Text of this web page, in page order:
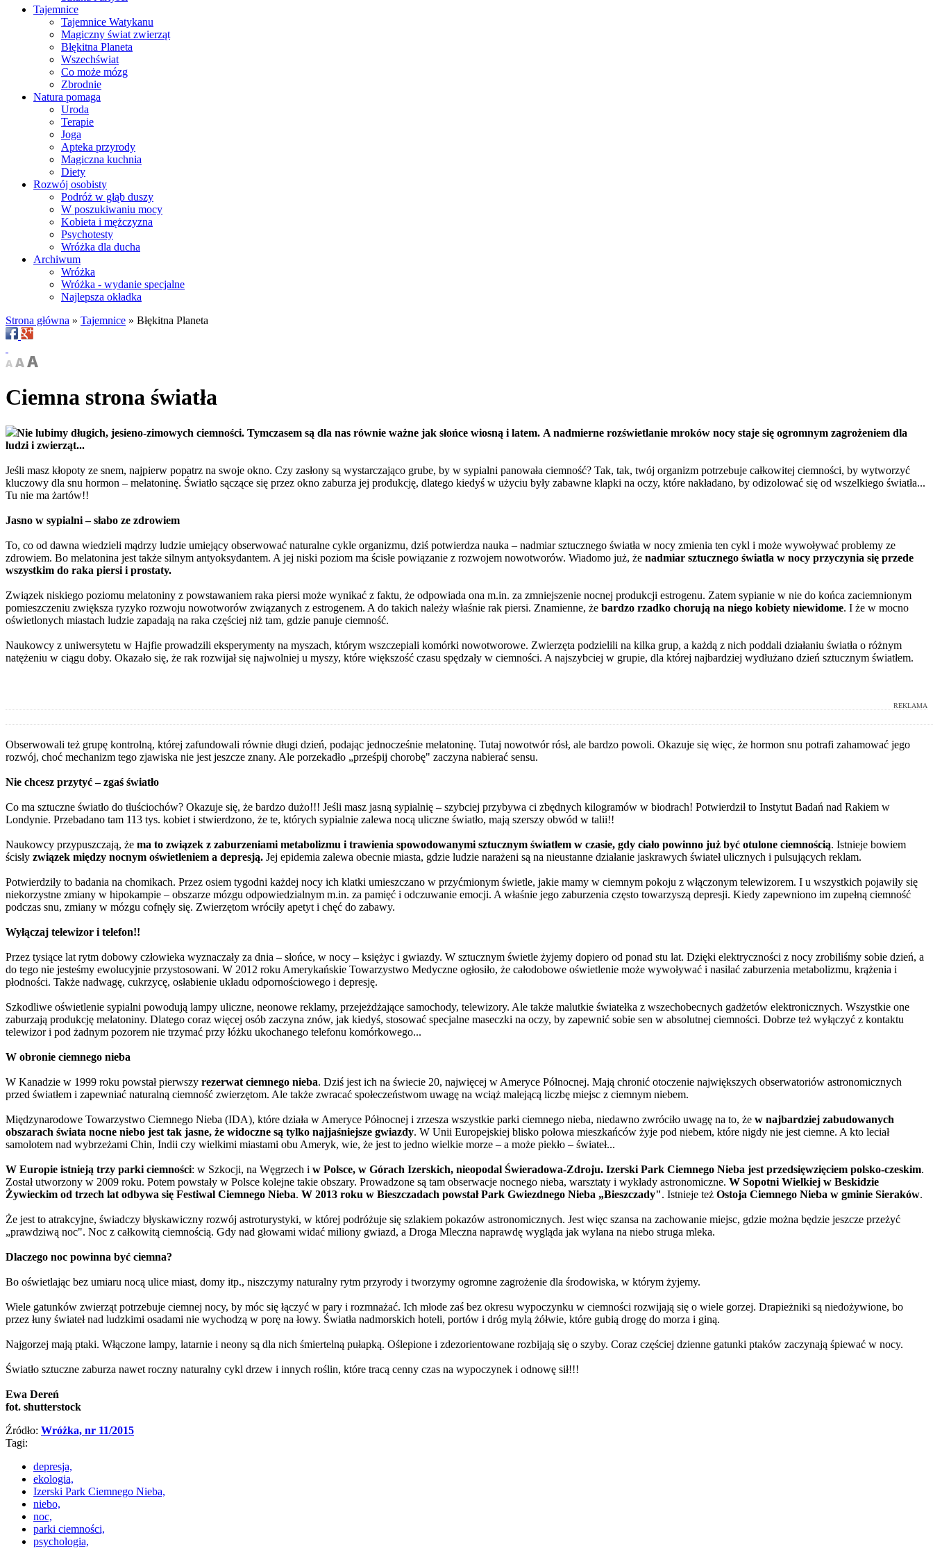
Tajemnice
Tajemnice Watykanu
Magiczny świat zwierząt
Błękitna Planeta
Wszechświat
Co może mózg
Zbrodnie
Natura pomaga
Uroda
Terapie
Joga
Apteka przyrody
Magiczna kuchnia
Diety
Rozwój osobisty
Podróż w głąb duszy
W poszukiwaniu mocy
Kobieta i mężczyzna
Psychotesty
Wróżka dla ducha
Archiwum
Wróżka
Wróżka - wydanie specjalne
Najlepsza okładka
Strona główna » Tajemnice » Błękitna Planeta
Ciemna strona światła
Nie lubimy długich, jesieno-zimowych ciemności. Tymczasem są dla nas równie ważne jak słońce wiosną i latem. A nadmierne rozświetlanie mroków nocy staje się ogromnym zagrożeniem dla
ludzi i zwierząt...
Jeśli masz kłopoty ze snem, najpierw popatrz na swoje okno. Czy zasłony są wystarczająco grube, by w sypialni panowała ciemność? Tak, tak, twój organizm potrzebuje całkowitej ciemności, by wytworzyć
kluczowy dla snu hormon – melatoninę. Światło sączące się przez okno zaburza jej produkcję, dlatego kiedyś w użyciu były zabawne klapki na oczy, które nakładano, by odizolować się od wszelkiego światła...
Tu nie ma żartów!!
Jasno w sypialni – słabo ze zdrowiem
To, co od dawna wiedzieli mądrzy ludzie umiejący obserwować naturalne cykle organizmu, dziś potwierdza nauka – nadmiar sztucznego światła w nocy zmienia ten cykl i może wywoływać problemy ze
zdrowiem. Bo melatonina jest także silnym antyoksydantem. A jej niski poziom ma ścisłe powiązanie z rozwojem nowotworów. Wiadomo już, że nadmiar sztucznego światła w nocy przyczynia się przede
wszystkim do raka piersi i prostaty.
Związek niskiego poziomu melatoniny z powstawaniem raka piersi może wynikać z faktu, że odpowiada ona m.in. za zmniejszenie nocnej produkcji estrogenu. Zatem sypianie w nie do końca zaciemnionym
pomieszczeniu zwiększa ryzyko rozwoju nowotworów związanych z estrogenem. A do takich należy właśnie rak piersi. Znamienne, że bardzo rzadko chorują na niego kobiety niewidome. I że w mocno
oświetlonych miastach ludzie zapadają na raka częściej niż tam, gdzie panuje ciemność.
Naukowcy z uniwersytetu w Hajfie prowadzili eksperymenty na myszach, którym wszczepiali komórki nowotworowe. Zwierzęta podzielili na kilka grup, a każdą z nich poddali działaniu światła o różnym
natężeniu w ciągu doby. Okazało się, że rak rozwijał się najwolniej u myszy, które większość czasu spędzały w ciemności. A najszybciej w grupie, dla której najbardziej wydłużano dzień sztucznym światłem.
REKLAMA
Obserwowali też grupę kontrolną, której zafundowali równie długi dzień, podając jednocześnie melatoninę. Tutaj nowotwór rósł, ale bardzo powoli. Okazuje się więc, że hormon snu potrafi zahamować jego
rozwój, choć mechanizm tego zjawiska nie jest jeszcze znany. Ale porzekadło „prześpij chorobę" zaczyna nabierać sensu.
Nie chcesz przytyć – zgaś światło
Co ma sztuczne światło do tłuściochów? Okazuje się, że bardzo dużo!!! Jeśli masz jasną sypialnię – szybciej przybywa ci zbędnych kilogramów w biodrach! Potwierdził to Instytut Badań nad Rakiem w
Londynie. Przebadano tam 113 tys. kobiet i stwierdzono, że te, których sypialnie zalewa nocą uliczne światło, mają szerszy obwód w talii!!
Naukowcy przypuszczają, że ma to związek z zaburzeniami metabolizmu i trawienia spowodowanymi sztucznym światłem w czasie, gdy ciało powinno już być otulone ciemnością. Istnieje bowiem
ścisły związek między nocnym oświetleniem a depresją. Jej epidemia zalewa obecnie miasta, gdzie ludzie narażeni są na nieustanne działanie jaskrawych świateł ulicznych i pulsujących reklam.
Potwierdziły to badania na chomikach. Przez osiem tygodni każdej nocy ich klatki umieszczano w przyćmionym świetle, jakie mamy w ciemnym pokoju z włączonym telewizorem. I u wszystkich pojawiły się
niekorzystne zmiany w hipokampie – obszarze mózgu odpowiedzialnym m.in. za pamięć i odczuwanie emocji. A właśnie jego zaburzenia często towarzyszą depresji. Kiedy zapewniono im zupełną ciemność
podczas snu, zmiany w mózgu cofnęły się. Zwierzętom wróciły apetyt i chęć do zabawy.
Wyłączaj telewizor i telefon!!
Przez tysiące lat rytm dobowy człowieka wyznaczały za dnia – słońce, w nocy – księżyc i gwiazdy. W sztucznym świetle żyjemy dopiero od ponad stu lat. Dzięki elektryczności z nocy zrobiliśmy sobie dzień, a
do tego nie jesteśmy ewolucyjnie przystosowani. W 2012 roku Amerykańskie Towarzystwo Medyczne ogłosiło, że całodobowe oświetlenie może wywoływać i nasilać zaburzenia metabolizmu, krążenia i
płodności. Także nadwagę, cukrzycę, osłabienie układu odpornościowego i depresję.
Szkodliwe oświetlenie sypialni powodują lampy uliczne, neonowe reklamy, przejeżdżające samochody, telewizory. Ale także malutkie światełka z wszechobecnych gadżetów elektronicznych. Wszystkie one
zaburzają produkcję melatoniny. Dlatego coraz więcej osób zaczyna znów, jak kiedyś, stosować specjalne maseczki na oczy, by zapewnić sobie sen w absolutnej ciemności. Dobrze też wyłączyć z kontaktu
telewizor i pod żadnym pozorem nie trzymać przy łóżku ukochanego telefonu komórkowego...
W obronie ciemnego nieba
W Kanadzie w 1999 roku powstał pierwszy rezerwat ciemnego nieba. Dziś jest ich na świecie 20, najwięcej w Ameryce Północnej. Mają chronić otoczenie największych obserwatoriów astronomicznych
przed światłem i zapewniać naturalną ciemność zwierzętom. Ale także zwracać społeczeństwom uwagę na wciąż malejącą liczbę miejsc z ciemnym niebem.
Międzynarodowe Towarzystwo Ciemnego Nieba (IDA), które działa w Ameryce Północnej i zrzesza wszystkie parki ciemnego nieba, niedawno zwróciło uwagę na to, że w najbardziej zabudowanych
obszarach świata nocne niebo jest tak jasne, że widoczne są tylko najjaśniejsze gwiazdy. W Unii Europejskiej blisko połowa mieszkańców żyje pod niebem, które nigdy nie jest ciemne. A kto leciał
samolotem nad wybrzeżami Chin, Indii czy wielkimi miastami obu Ameryk, wie, że jest to jedno wielkie morze – a może piekło – świateł...
W Europie istnieją trzy parki ciemności: w Szkocji, na Węgrzech i w Polsce, w Górach Izerskich, nieopodal Świeradowa-Zdroju. Izerski Park Ciemnego Nieba jest przedsięwzięciem polsko-czeskim.
Został utworzony w 2009 roku. Potem powstały w Polsce kolejne takie obszary. Prowadzone są tam obserwacje nocnego nieba, warsztaty i wykłady astronomiczne. W Sopotni Wielkiej w Beskidzie
Żywieckim od trzech lat odbywa się Festiwal Ciemnego Nieba. W 2013 roku w Bieszczadach powstał Park Gwiezdnego Nieba „Bieszczady". Istnieje też Ostoja Ciemnego Nieba w gminie Sieraków.
Że jest to atrakcyjne, świadczy błyskawiczny rozwój astroturystyki, w której podróżuje się szlakiem pokazów astronomicznych. Jest więc szansa na zachowanie miejsc, gdzie można będzie jeszcze przeżyć
„prawdziwą noc". Noc z całkowitą ciemnością. Gdy nad głowami widać miliony gwiazd, a Droga Mleczna naprawdę wygląda jak wylana na niebo struga mleka.
Dlaczego noc powinna być ciemna?
Bo oświetlając bez umiaru nocą ulice miast, domy itp., niszczymy naturalny rytm przyrody i tworzymy ogromne zagrożenie dla środowiska, w którym żyjemy.
Wiele gatunków zwierząt potrzebuje ciemnej nocy, by móc się łączyć w pary i rozmnażać. Ich młode zaś bez okresu wypoczynku w ciemności rozwijają się o wiele gorzej. Drapieżniki są niedożywione, bo
przez łuny świateł nad ludzkimi osadami nie wychodzą w porę na łowy. Światła nadmorskich hoteli, portów i dróg mylą żółwie, które gubią drogę do morza i giną.
Najgorzej mają ptaki. Włączone lampy, latarnie i neony są dla nich śmiertelną pułapką. Oślepione i zdezorientowane rozbijają się o szyby. Coraz częściej dzienne gatunki ptaków zaczynają śpiewać w nocy.
Światło sztuczne zaburza nawet roczny naturalny cykl drzew i innych roślin, które tracą cenny czas na wypoczynek i odnowę sił!!!
Ewa Dereń
fot. shutterstock
Źródło: Wróżka, nr 11/2015
Tagi:
depresja,
ekologia,
Izerski Park Ciemnego Nieba,
niebo,
noc,
parki ciemności,
psychologia,